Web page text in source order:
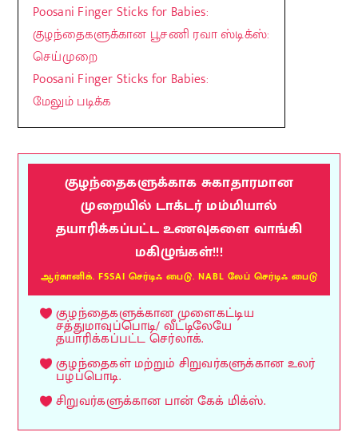
Poosani Finger Sticks for Babies:
குழந்தைகளுக்கான பூசணி ரவா ஸ்டிக்ஸ்:
செய்முறை
Poosani Finger Sticks for Babies:
மேலும் படிக்க
குழந்தைகளுக்காக சுகாதாரமான
முறையில் டாக்டர் மம்மியால்
தயாரிக்கப்பட்ட உணவுகளை வாங்கி
மகிழுங்கள்!!!
ஆர்கானிக். FSSAI செர்டிஃ பைடு. NABL லேப் செர்டிஃ பைடு
குழந்தைகளுக்கான முளைகட்டிய
சத்துமாவுப்பொடி/ வீட்டிலேயே
தயாரிக்கப்பட்ட செர்லாக்.
குழந்தைகள் மற்றும் சிறுவர்களுக்கான உலர்
பழப்பொடி.
சிறுவர்களுக்கான பான் கேக் மிக்ஸ்.